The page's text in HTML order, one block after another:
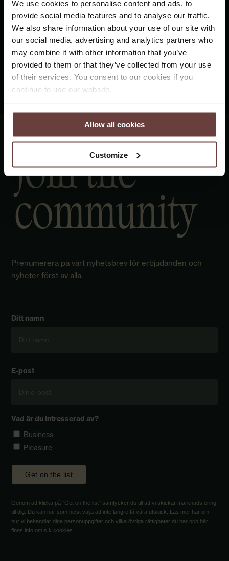
We use cookies to personalise content and ads, to
provide social media features and to analyse our traffic.
We also share information about your use of our site with
our social media, advertising and analytics partners who
may combine it with other information that you’ve
provided to them or that they’ve collected from your use
of their services. You consent to our cookies if you
continue to use our website.
Allow all cookies
Customize
Köp presentkort
*Ovan är endast prisexempel, du väljer själv det belopp du
önskar.
Join the
community
Prenumerera på vårt nyhetsbrev för erbjudanden och
nyheter först av alla.
Ditt namn
E-post
Vad är du intresserad av?
Business
Pleasure
Get on the list
Genom att klicka på ”Get on the list” samtycker du till att vi skickar marknadsföring
till dig. Du kan när som helst välja att inte längre få våra utskick. Läs mer här om
hur vi behandlar dina personuppgifter och vilka övriga rättigheter du har och här
finns info om s.k cookies.